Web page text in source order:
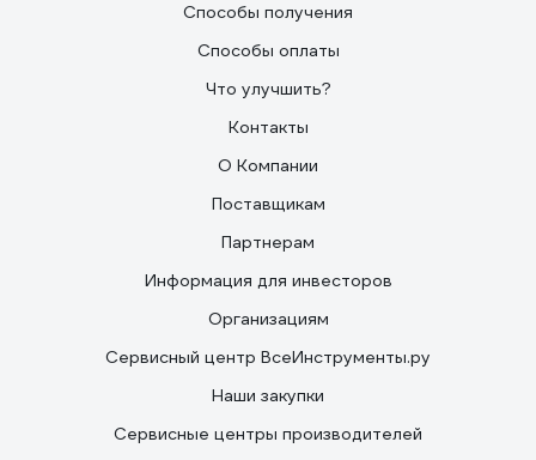
Способы получения
Способы оплаты
Что улучшить?
Контакты
О Компании
Поставщикам
Партнерам
Информация для инвесторов
Организациям
Сервисный центр ВсеИнструменты.ру
Наши закупки
Сервисные центры производителей